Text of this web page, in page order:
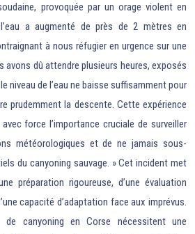
provoquée par un orage violent en
a augmenté de près de 2 mètres en
à nous réfugier en urgence sur une
avons dû attendre plusieurs heures, exposés
niveau de l’eau ne baisse suffisamment pour
prudemment la descente. Cette expérience
force l’importance cruciale de surveiller
météorologiques et de ne jamais sous-
du canyoning sauvage. » Cet incident met
préparation rigoureuse, d’une évaluation
capacité d’adaptation face aux imprévus.
de canyoning en Corse nécessitent une